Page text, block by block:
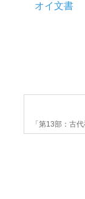
オイ文書
「第13部：古